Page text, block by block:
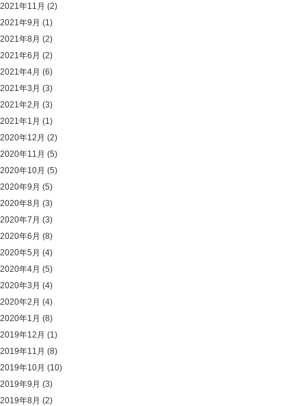
2021年11月 (2)
2021年9月 (1)
2021年8月 (2)
2021年6月 (2)
2021年4月 (6)
2021年3月 (3)
2021年2月 (3)
2021年1月 (1)
2020年12月 (2)
2020年11月 (5)
2020年10月 (5)
2020年9月 (5)
2020年8月 (3)
2020年7月 (3)
2020年6月 (8)
2020年5月 (4)
2020年4月 (5)
2020年3月 (4)
2020年2月 (4)
2020年1月 (8)
2019年12月 (1)
2019年11月 (8)
2019年10月 (10)
2019年9月 (3)
2019年8月 (2)